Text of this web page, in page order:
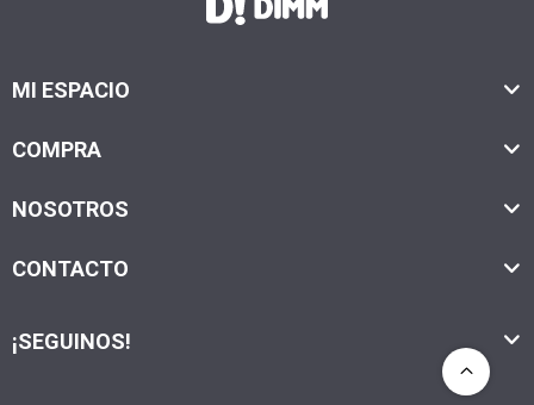
MI ESPACIO
COMPRA
NOSOTROS
CONTACTO
¡SEGUINOS!